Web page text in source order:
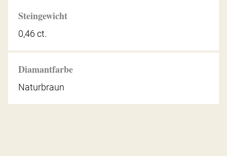
Steingewicht
0,46 ct.
Diamantfarbe
Naturbraun